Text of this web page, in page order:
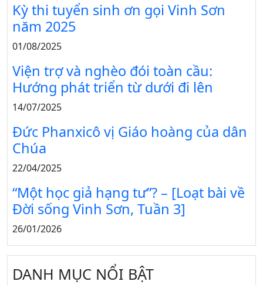
Kỳ thi tuyển sinh ơn gọi Vinh Sơn
năm 2025
01/08/2025
Viện trợ và nghèo đói toàn cầu:
Hướng phát triển từ dưới đi lên
14/07/2025
Đức Phanxicô vị Giáo hoàng của dân
Chúa
22/04/2025
“Một học giả hạng tư”? – [Loạt bài về
Đời sống Vinh Sơn, Tuần 3]
26/01/2026
DANH MỤC NỔI BẬT